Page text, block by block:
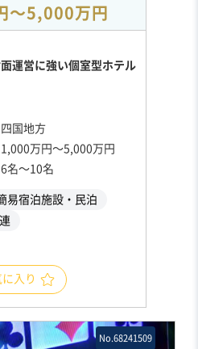
〜5,000万円
面運営に強い個室型ホテル
四国地方
1,000万円〜5,000万円
6名〜10名
易宿泊施設・民泊
入り
No.68241509